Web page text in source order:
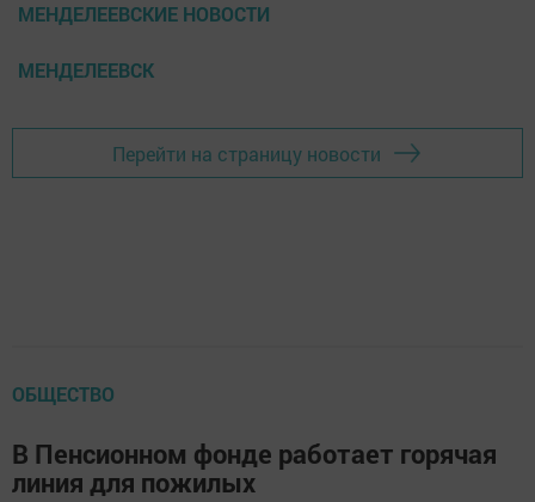
МЕНДЕЛЕЕВСКИЕ НОВОСТИ
МЕНДЕЛЕЕВСК
Перейти на страницу новости
ОБЩЕСТВО
В Пенсионном фонде работает горячая
линия для пожилых